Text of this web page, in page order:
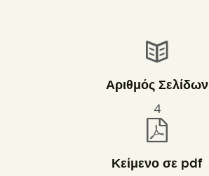
Αριθμός Σελίδων
4
Κείμενο σε pdf